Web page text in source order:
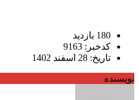
180 بازدید
کدخبر: 9163
تاریخ: 28 اسفند 1402
نویسنده